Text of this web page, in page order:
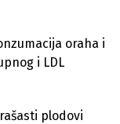
oraha i
i LDL
plodovi